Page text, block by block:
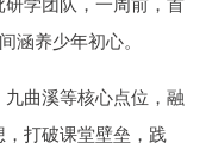
涵养少年初心。
曲溪等核心点位，融
打破课堂壁垒，践